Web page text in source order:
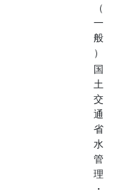
（
一
般
）
国
土
交
通
省
水
管
理
・